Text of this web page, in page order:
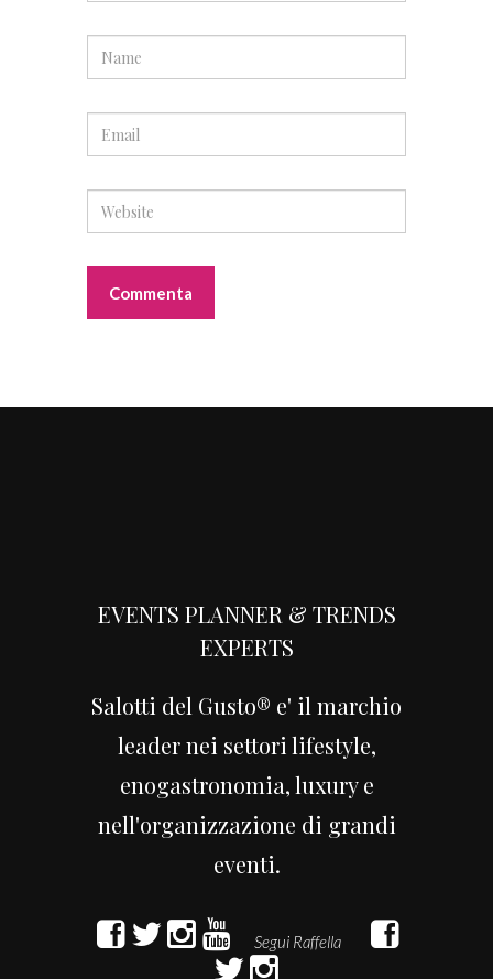
RAI
ILLY
EVENTS PLANNER & TRENDS
EXPERTS
Salotti del Gusto® e' il marchio
leader nei settori lifestyle,
enogastronomia, luxury e
nell'organizzazione di grandi
eventi.